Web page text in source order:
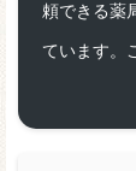
頼できる薬
ています。